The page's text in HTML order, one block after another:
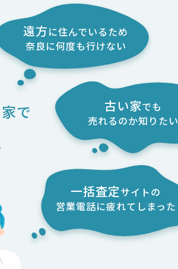
で
遠方に住んでいるため
奈良に何度も行けない
古い家でも
売れるのか知りたい
一括査定サイトの
営業電話に疲れてしまった